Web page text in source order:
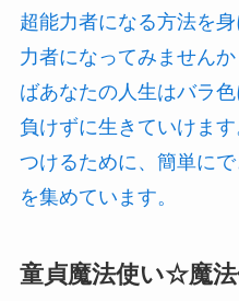
超能力者になる方法を
力者になってみません
ばあなたの人生はバラ
負けずに生きていけま
つけるために、簡単に
を集めています。
童貞魔法使い☆魔法